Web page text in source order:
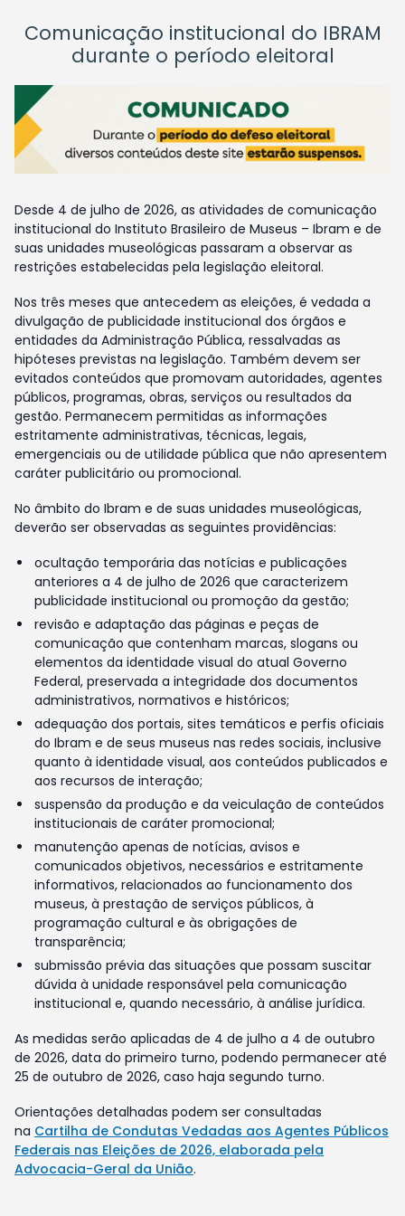
Comunicação institucional do IBRAM
durante o período eleitoral
Desde 4 de julho de 2026, as atividades de comunicação
institucional do Instituto Brasileiro de Museus – Ibram e de
suas unidades museológicas passaram a observar as
restrições estabelecidas pela legislação eleitoral.
Nos três meses que antecedem as eleições, é vedada a
divulgação de publicidade institucional dos órgãos e
entidades da Administração Pública, ressalvadas as
hipóteses previstas na legislação. Também devem ser
evitados conteúdos que promovam autoridades, agentes
públicos, programas, obras, serviços ou resultados da
gestão. Permanecem permitidas as informações
estritamente administrativas, técnicas, legais,
emergenciais ou de utilidade pública que não apresentem
caráter publicitário ou promocional.
No âmbito do Ibram e de suas unidades museológicas,
deverão ser observadas as seguintes providências:
ocultação temporária das notícias e publicações
anteriores a 4 de julho de 2026 que caracterizem
publicidade institucional ou promoção da gestão;
revisão e adaptação das páginas e peças de
comunicação que contenham marcas, slogans ou
elementos da identidade visual do atual Governo
Federal, preservada a integridade dos documentos
administrativos, normativos e históricos;
adequação dos portais, sites temáticos e perfis oficiais
do Ibram e de seus museus nas redes sociais, inclusive
quanto à identidade visual, aos conteúdos publicados e
aos recursos de interação;
suspensão da produção e da veiculação de conteúdos
institucionais de caráter promocional;
manutenção apenas de notícias, avisos e
comunicados objetivos, necessários e estritamente
informativos, relacionados ao funcionamento dos
museus, à prestação de serviços públicos, à
programação cultural e às obrigações de
transparência;
submissão prévia das situações que possam suscitar
dúvida à unidade responsável pela comunicação
institucional e, quando necessário, à análise jurídica.
As medidas serão aplicadas de 4 de julho a 4 de outubro
de 2026, data do primeiro turno, podendo permanecer até
25 de outubro de 2026, caso haja segundo turno.
Orientações detalhadas podem ser consultadas
na Cartilha de Condutas Vedadas aos Agentes Públicos
Federais nas Eleições de 2026, elaborada pela
Advocacia-Geral da União.